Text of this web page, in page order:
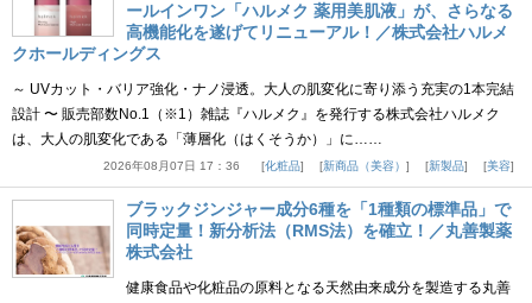
ールインワン「ハルメク 薬用美肌液」が、さらなる
高機能化を遂げてリニューアル！／株式会社ハルメ
クホールディングス
～ UVカット・バリア強化・ナノ浸透。大人の肌変化に寄り添う充実の1本完結
設計 〜 販売部数No.1（※1）雑誌『ハルメク』を発行する株式会社ハルメク
は、大人の肌変化である「薄層化（はくそうか）」に……
2026年08月07日 17：36 化粧品 新商品（美容） 新製品 美容
ブラックジンジャー成分6種を「1種類の標準品」で
同時定量！新分析法（RMS法）を確立！／丸善製薬
株式会社
健康食品や化粧品の原料となる天然由来成分を製造する丸善